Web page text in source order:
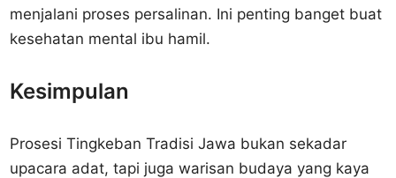
menjalani proses persalinan. Ini penting banget buat
kesehatan mental ibu hamil.
Kesimpulan
Prosesi Tingkeban Tradisi Jawa bukan sekadar
upacara adat, tapi juga warisan budaya yang kaya